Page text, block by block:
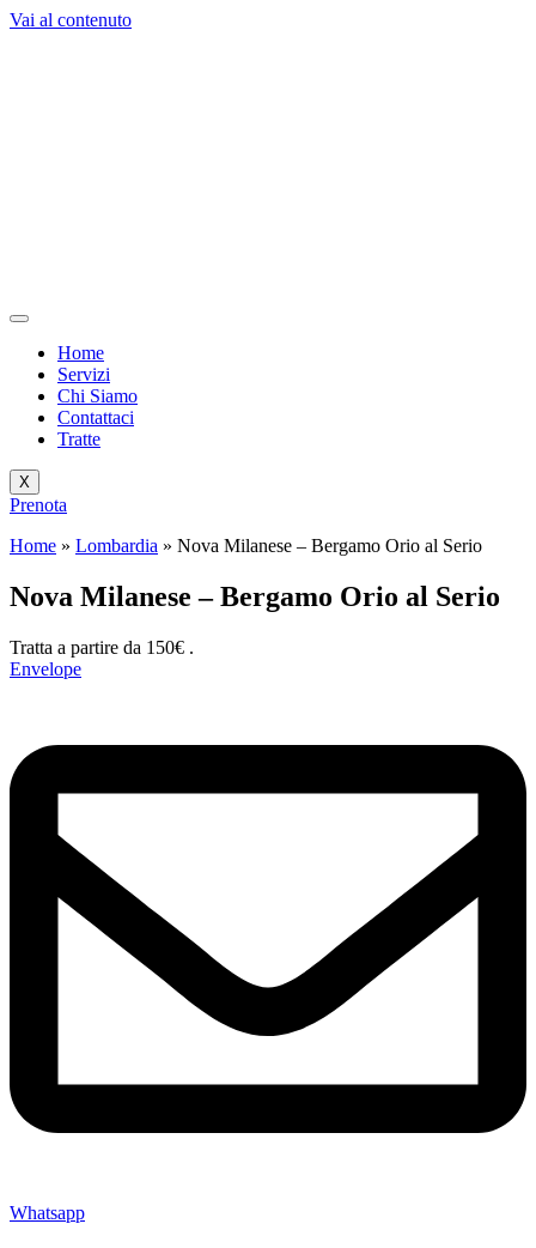
Vai al contenuto
Home
Servizi
Chi Siamo
Contattaci
Tratte
X
Prenota
Home » Lombardia » Nova Milanese – Bergamo Orio al Serio
Nova Milanese – Bergamo Orio al Serio
Tratta a partire da 150€ .
Envelope
Whatsapp